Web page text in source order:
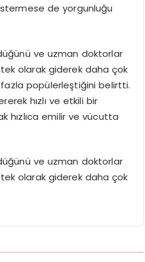
de yorgunluğu
ve uzman doktorlar
olarak giderek daha çok
popülerleştiğini belirtti.
hızlı ve etkili bir
hızlıca emilir ve vücutta
ve uzman doktorlar
olarak giderek daha çok